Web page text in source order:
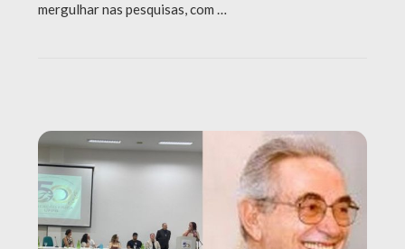
mergulhar nas pesquisas, com …